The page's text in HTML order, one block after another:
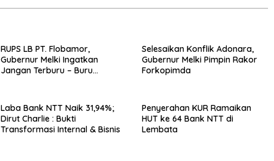
RUPS LB PT. Flobamor,
Gubernur Melki Ingatkan
Jangan Terburu – Buru
Selesaikan Konflik Adonara,
Gubernur Melki Pimpin Rakor
Forkopimda
Laba Bank NTT Naik 31,94%;
Dirut Charlie : Bukti
Transformasi Internal & Bisnis
Penyerahan KUR Ramaikan
HUT ke 64 Bank NTT di
Lembata